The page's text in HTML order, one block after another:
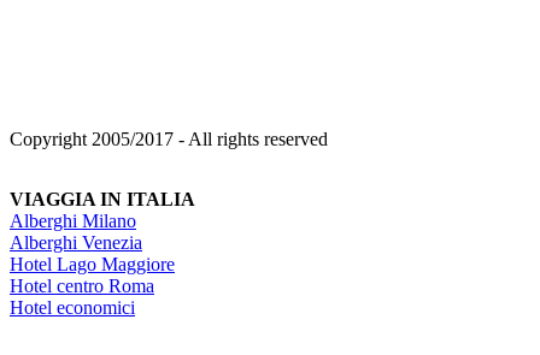
Copyright 2005/2017 - All rights reserved
VIAGGIA IN ITALIA
Alberghi Milano
Alberghi Venezia
Hotel Lago Maggiore
Hotel centro Roma
Hotel economici